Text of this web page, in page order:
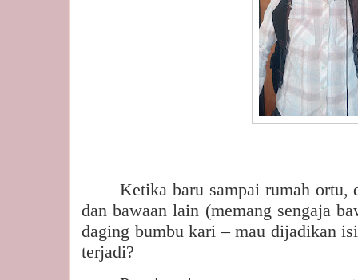
Ketika baru sampai rumah ortu,
dan bawaan lain (memang sengaja
daging bumbu kari – mau dijadikan
terjadi?